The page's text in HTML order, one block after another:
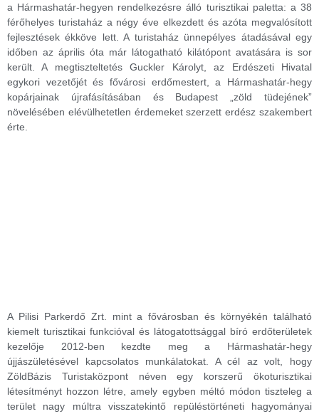
a Hármashatár-hegyen rendelkezésre álló turisztikai paletta: a 38
férőhelyes turistaház a négy éve elkezdett és azóta megvalósított
fejlesztések ékköve lett. A turistaház ünnepélyes átadásával egy
időben az április óta már látogatható kilátópont avatására is sor
került. A megtiszteltetés Guckler Károlyt, az Erdészeti Hivatal
egykori vezetőjét és fővárosi erdőmestert, a Hármashatár-hegy
kopárjainak újrafásításában és Budapest „zöld tüdejének”
növelésében elévülhetetlen érdemeket szerzett erdész szakembert
érte.
A Pilisi Parkerdő Zrt. mint a fővárosban és környékén található
kiemelt turisztikai funkcióval és látogatottsággal bíró erdőterületek
kezelője 2012-ben kezdte meg a Hármashatár-hegy
újjászületésével kapcsolatos munkálatokat. A cél az volt, hogy
ZöldBázis Turistaközpont néven egy korszerű ökoturisztikai
létesítményt hozzon létre, amely egyben méltó módon tiszteleg a
terület nagy múltra visszatekintő repüléstörténeti hagyományai